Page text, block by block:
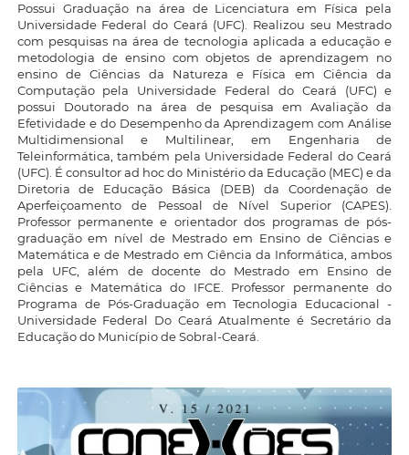
Possui Graduação na área de Licenciatura em Física pela
Universidade Federal do Ceará (UFC). Realizou seu Mestrado
com pesquisas na área de tecnologia aplicada a educação e
metodologia de ensino com objetos de aprendizagem no
ensino de Ciências da Natureza e Física em Ciência da
Computação pela Universidade Federal do Ceará (UFC) e
possui Doutorado na área de pesquisa em Avaliação da
Efetividade e do Desempenho da Aprendizagem com Análise
Multidimensional e Multilinear, em Engenharia de
Teleinformática, também pela Universidade Federal do Ceará
(UFC). É consultor ad hoc do Ministério da Educação (MEC) e da
Diretoria de Educação Básica (DEB) da Coordenação de
Aperfeiçoamento de Pessoal de Nível Superior (CAPES).
Professor permanente e orientador dos programas de pós-
graduação em nível de Mestrado em Ensino de Ciências e
Matemática e de Mestrado em Ciência da Informática, ambos
pela UFC, além de docente do Mestrado em Ensino de
Ciências e Matemática do IFCE. Professor permanente do
Programa de Pós-Graduação em Tecnologia Educacional -
Universidade Federal Do Ceará Atualmente é Secretário da
Educação do Município de Sobral-Ceará.